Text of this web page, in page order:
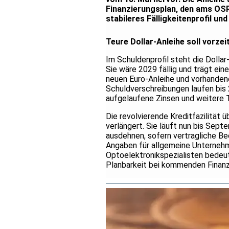
Finanzierungsplan, den ams
stabileres Fälligkeitenprofil
Teure Dollar-Anleihe soll
Im Schuldenprofil steht die
Sie wäre 2029 fällig und trägt
neuen Euro-Anleihe und
Schuldverschreibungen laufen bis
aufgelaufene Zinsen und weitere
Die revolvierende Kreditfazilität
verlängert. Sie läuft nun bis
ausdehnen, sofern vertragliche
Angaben für allgemeine
Optoelektronikspezialisten
Planbarkeit bei kommenden